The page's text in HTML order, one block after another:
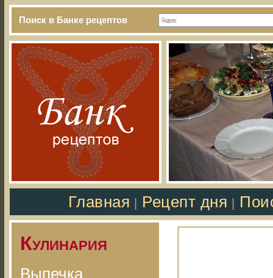
Поиск в Банке рецептов
Главная Рецепт дня
Кулинария
Выпечка